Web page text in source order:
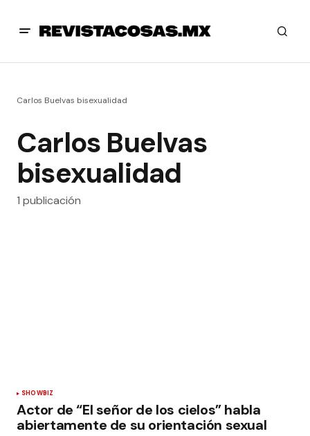
Carlos Buelvas bisexualidad
Carlos Buelvas
bisexualidad
1 publicación
SHOWBIZ
Actor de “El señor de los cielos” habla
abiertamente de su orientación sexual